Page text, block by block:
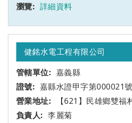
詳細資料
健銘水電工程有限公司
嘉義縣
嘉縣水證甲字第000021
【621】民雄鄉雙
李麗菊